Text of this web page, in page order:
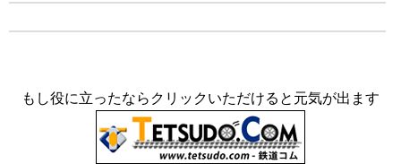
もし役に立ったならクリックいただけると元気が出ます